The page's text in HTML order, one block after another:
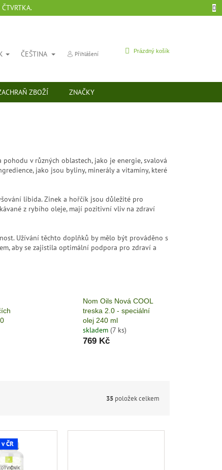
ČEŠTINA Přihlášení
NÁKUPNÍ
Prázdný košík
ZBOŽÍ ZNAČKY
v různých oblastech, jako je energie, svalová
jako jsou byliny, minerály a vitamíny, které
libida. Zinek a hořčík jsou důležité pro
z rybího oleje, mají pozitivní vliv na zdraví
Užívání těchto doplňků by mělo být prováděno s
aby se zajistila optimální podpora pro zdraví a
Nom Oils Nová COOL
treska 2.0 - speciální
olej 240 ml
skladem (7 ks)
769 Kč
35 položek celkem
ČR